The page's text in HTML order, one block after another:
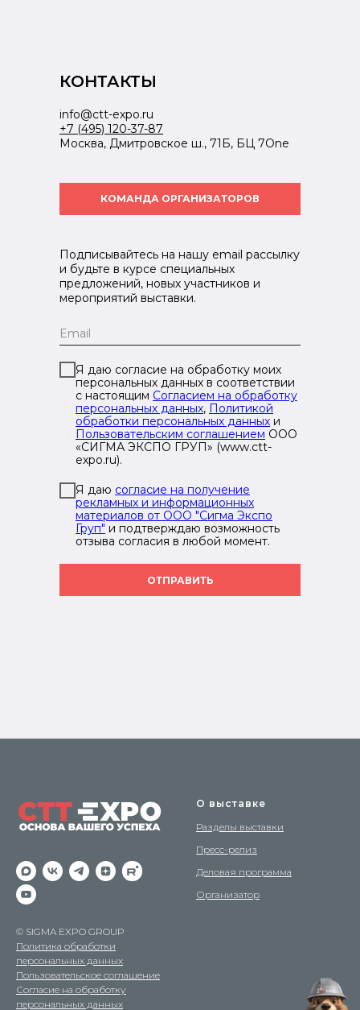
info@ctt-expo.ru
+7 (495) 120-37-87
Москва, Дмитровское ш., 71Б, БЦ 7One
КОМАНДА ОРГАНИЗАТОРОВ
КОНТАКТЫ
Подписывайтесь на нашу email рассылку
и будьте в курсе специальных
предложений, новых участников и
мероприятий выставки.
Я даю согласие на обработку моих
персональных данных в соответствии
с настоящим Согласием на обработку
персональных данных, Политикой
обработки персональных данных и
Пользовательским соглашением ООО
«СИГМА ЭКСПО ГРУП» (www.ctt-
expo.ru).
Я даю согласие на получение
рекламных и информационных
материалов от ООО "Сигма Экспо
Груп" и подтверждаю возможность
отзыва согласия в любой момент.
ОТПРАВИТЬ
© SIGMA EXPO GROUP
Политика обработки
персональных данных
Пользовательское соглашение
Согласие на обработку
персональных данных
О выставке
Разделы выставки
Пресс-релиз
Деловая программа
Организатор